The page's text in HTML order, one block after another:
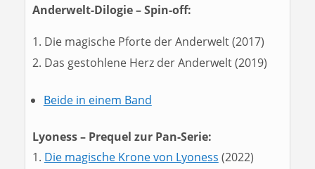
Anderwelt-Dilogie – Spin-off:
Die magische Pforte der Anderwelt (2017)
Das gestohlene Herz der Anderwelt (2019)
Beide in einem Band
Lyoness – Prequel zur Pan-Serie:
Die magische Krone von Lyoness (2022)